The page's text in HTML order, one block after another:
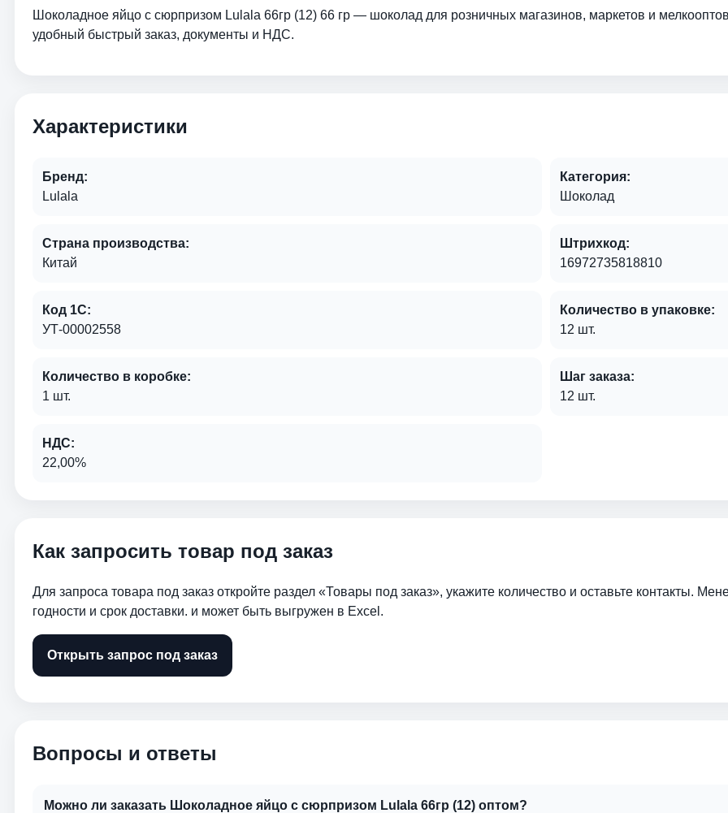
Шоколадное яйцо с сюрпризом Lulala 66гр (12) 66 гр — шоколад для розничных магазинов, маркетов и
удобный быстрый заказ, документы и НДС.
Характеристики
Бренд:
Lulala
Категория:
Шоколад
Страна производства:
Китай
Штрихкод:
16972735818810
Код 1С:
УТ-00002558
Количество в упаковке:
12 шт.
Количество в коробке:
1 шт.
Шаг заказа:
12 шт.
НДС:
22,00%
Как запросить товар под заказ
Для запроса товара под заказ откройте раздел «Товары под заказ», укажите количество и оставьте контакты.
годности и срок доставки. и может быть выгружен в Excel.
Открыть запрос под заказ
Вопросы и ответы
Можно ли заказать Шоколадное яйцо с сюрпризом Lulala 66гр (12) оптом?